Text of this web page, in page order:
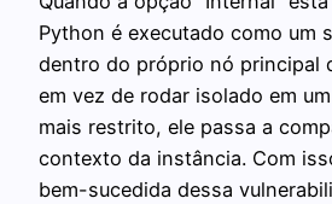
Python é executado como um
dentro do próprio nó principal
em vez de rodar isolado em
mais restrito, ele passa a
contexto da instância. Com
bem-sucedida dessa